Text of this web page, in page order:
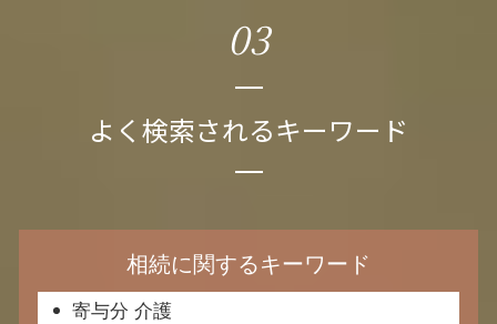
03
よく検索されるキーワード
相続に関するキーワード
寄与分 介護